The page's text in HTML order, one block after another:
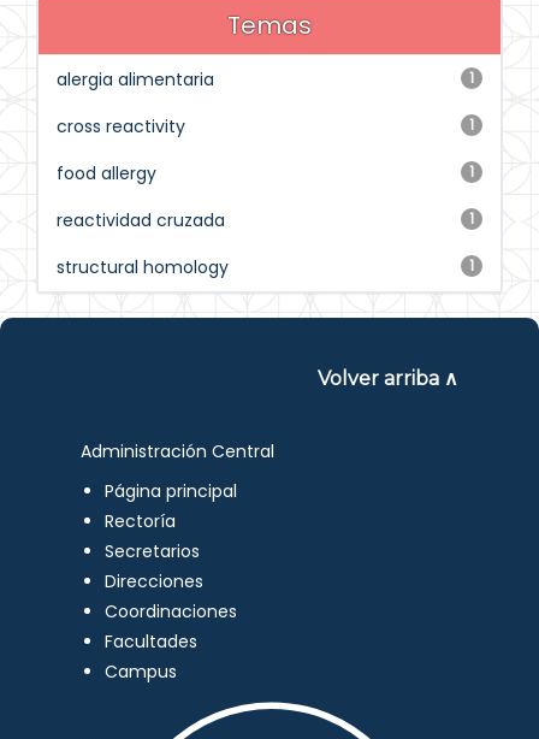
Temas
1
alergia alimentaria
1
cross reactivity
1
food allergy
1
reactividad cruzada
1
structural homology
Volver arriba ∧
Administración Central
Página principal
Rectoría
Secretarios
Direcciones
Coordinaciones
Facultades
Campus